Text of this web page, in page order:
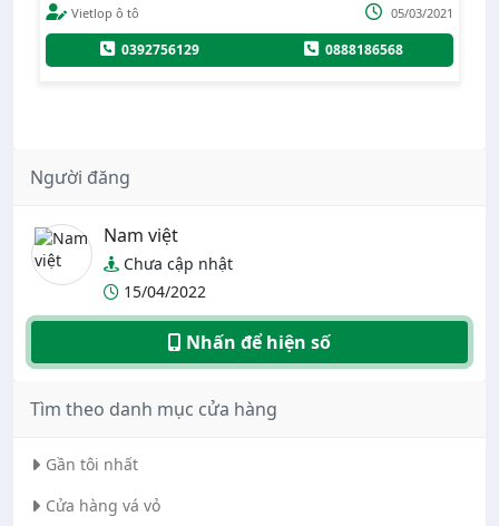
Vietlop ô tô 05/03/2021
0392756129 0888186568
Người đăng
Nam việt
Chưa cập nhật
15/04/2022
Nhấn để hiện số
Tìm theo danh mục cửa hàng
Gần tôi nhất
Cửa hàng vá vỏ